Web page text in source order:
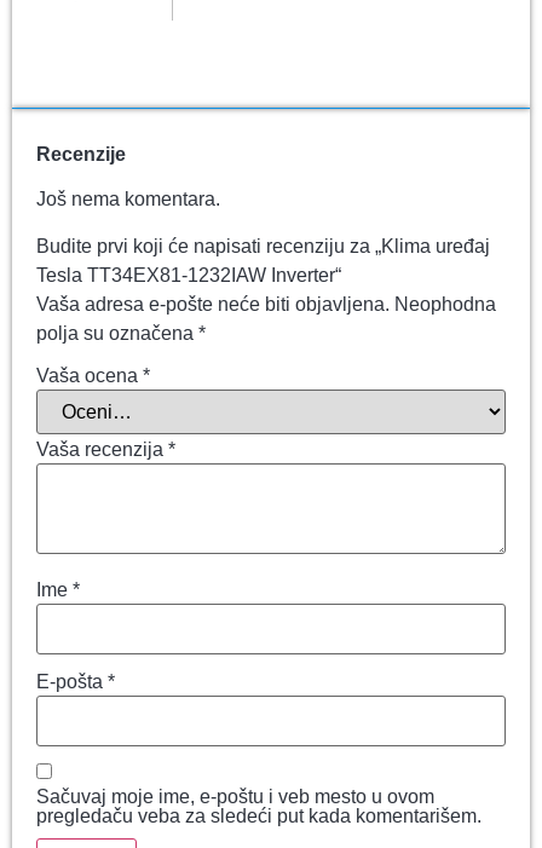
Recenzije
Još nema komentara.
Budite prvi koji će napisati recenziju za „Klima uređaj
Tesla TT34EX81-1232IAW Inverter“
Vaša adresa e-pošte neće biti objavljena. Neophodna
polja su označena *
Vaša ocena *
Vaša recenzija *
Ime *
E-pošta *
Sačuvaj moje ime, e-poštu i veb mesto u ovom
pregledaču veba za sledeći put kada komentarišem.